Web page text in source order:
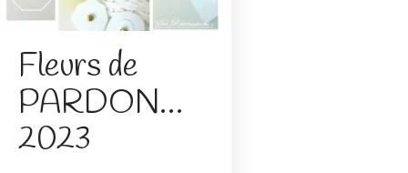
Fleurs de
PARDON…
2023